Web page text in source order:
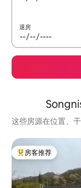
退房
这些房源在位置、
热门「房客推荐」
房客推荐